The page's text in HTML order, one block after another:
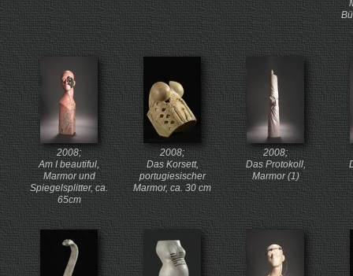
2008;
Am I beautiful,
Marmor und
Spiegelsplitter, ca.
65cm
2008;
Das Korsett,
portugiesischer
Marmor, ca. 30 cm
2008;
Das Protokoll,
Marmor (1)